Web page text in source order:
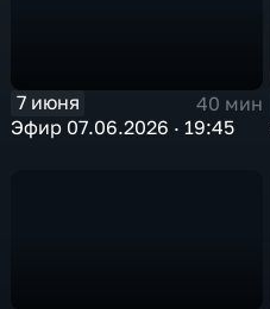
7 июня
40 мин
Эфир 07.06.2026 · 19:45